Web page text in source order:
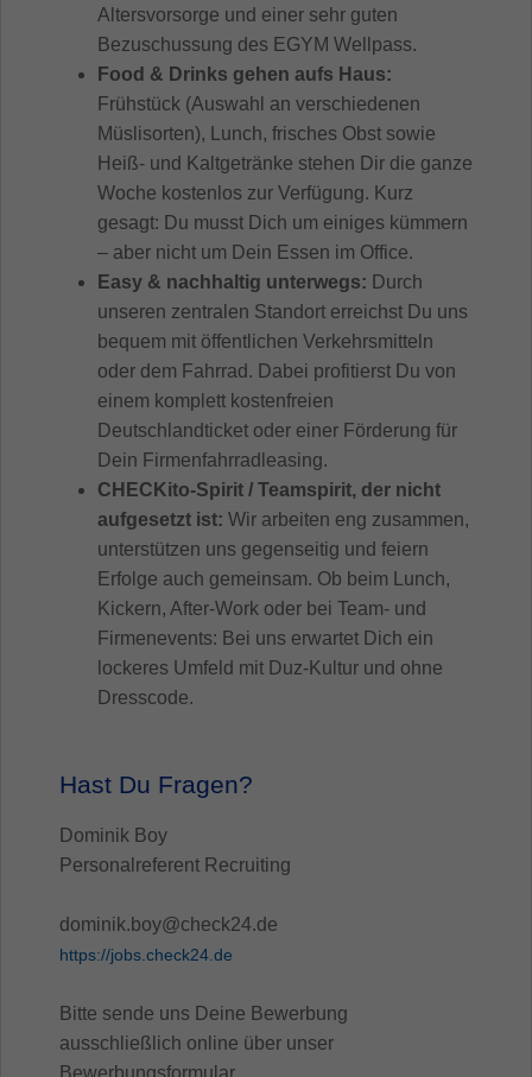
Altersvorsorge und einer sehr guten
Bezuschussung des EGYM Wellpass.
Food & Drinks gehen aufs Haus:
Frühstück (Auswahl an verschiedenen
Müslisorten), Lunch, frisches Obst sowie
Heiß- und Kaltgetränke stehen Dir die ganze
Woche kostenlos zur Verfügung. Kurz
gesagt: Du musst Dich um einiges kümmern
– aber nicht um Dein Essen im Office.
Easy & nachhaltig unterwegs: Durch
unseren zentralen Standort erreichst Du uns
bequem mit öffentlichen Verkehrsmitteln
oder dem Fahrrad. Dabei profitierst Du von
einem komplett kostenfreien
Deutschlandticket oder einer Förderung für
Dein Firmenfahrradleasing.
CHECKito-Spirit / Teamspirit, der nicht
aufgesetzt ist: Wir arbeiten eng zusammen,
unterstützen uns gegenseitig und feiern
Erfolge auch gemeinsam. Ob beim Lunch,
Kickern, After-Work oder bei Team- und
Firmenevents: Bei uns erwartet Dich ein
lockeres Umfeld mit Duz-Kultur und ohne
Dresscode.
Hast Du Fragen?
Dominik Boy
Personalreferent Recruiting
dominik.boy@check24.de
https://jobs.check24.de
Bitte sende uns Deine Bewerbung
ausschließlich online über unser
Bewerbungsformular.